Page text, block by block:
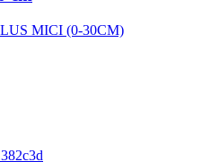
MICI (0-30CM)